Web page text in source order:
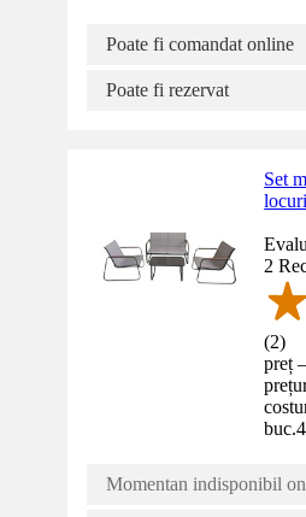
Poate fi comandat online
Poate fi rezervat
Set
2
(2)
preț
buc.
Momentan indisponibil